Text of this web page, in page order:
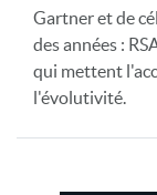
Gartner et de
des années :
qui mettent
l'évolutivité.